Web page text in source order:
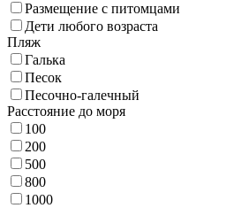
Размещение с питомцами
Дети любого возраста
Пляж
Галька
Песок
Песочно-галечный
Расстояние до моря
100
200
500
800
1000